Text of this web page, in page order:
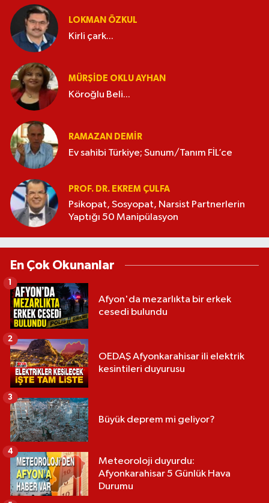
LOKMAN ÖZKUL
Kirli çark...
MÜRŞIDE OKLU AYHAN
Köroğlu Beli...
RAMAZAN DEMİR
Ev sahibi Türkiye; Sunum/Tanım FİL’ce
PROF. DR. EKREM ÇULFA
Psikopat, Sosyopat, Narsist Partnerlerin
Yaptığı 50 Manipülasyon
En Çok Okunanlar
Afyon'da mezarlıkta bir erkek
cesedi bulundu
1
OEDAŞ Afyonkarahisar ili elektrik
kesintileri duyurusu
2
Büyük deprem mi geliyor?
3
Meteoroloji duyurdu:
Afyonkarahisar 5 Günlük Hava
Durumu
4